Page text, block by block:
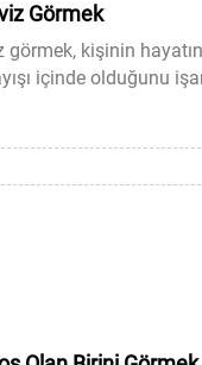
Görmek
görmek, kişinin
içinde olduğunu